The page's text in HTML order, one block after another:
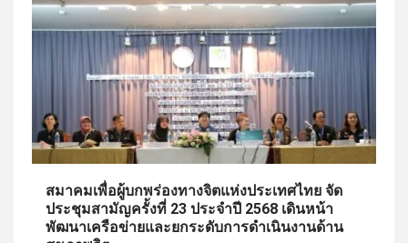
สมาคมเพื่อผู้บกพร่องทางจิตแห่งประเทศไทย จัด
ประชุมสามัญครั้งที่ 23 ประจำปี 2568 เดินหน้า
พัฒนาเครือข่ายและยกระดับการดำเนินงานด้าน